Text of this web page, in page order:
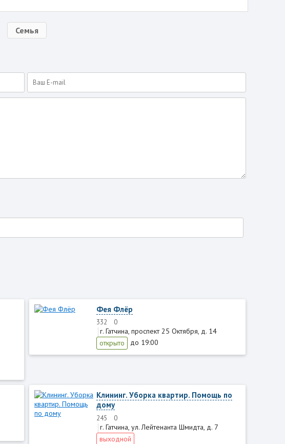
Семья
Фея Флёр
332 0
г. Гатчина, проспект 25 Октября, д. 14
открыто
до 19:00
Клининг. Уборка квартир. Помощь по
дому
245 0
г. Гатчина, ул. Лейтенанта Шмидта, д. 7
выходной